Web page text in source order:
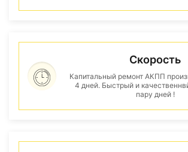
Скорость
Капитальный ремонт АКПП
4 дней. Быстрый и
пару дней !